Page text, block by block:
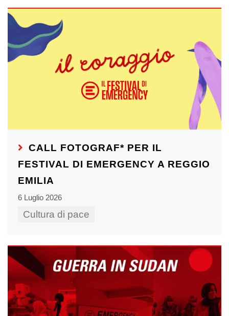
CALL FOTOGRAF* PER IL
FESTIVAL DI EMERGENCY A REGGIO
EMILIA
6 Luglio 2026
Cultura di pace